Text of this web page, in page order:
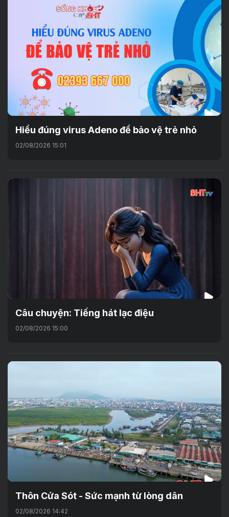
Hiểu đúng virus Adeno để bảo vệ trẻ nhỏ
02/08/2026 15:01
Câu chuyện: Tiếng hát lạc điệu
02/08/2026 15:00
Thôn Cửa Sót - Sức mạnh từ lòng dân
02/08/2026 14:42